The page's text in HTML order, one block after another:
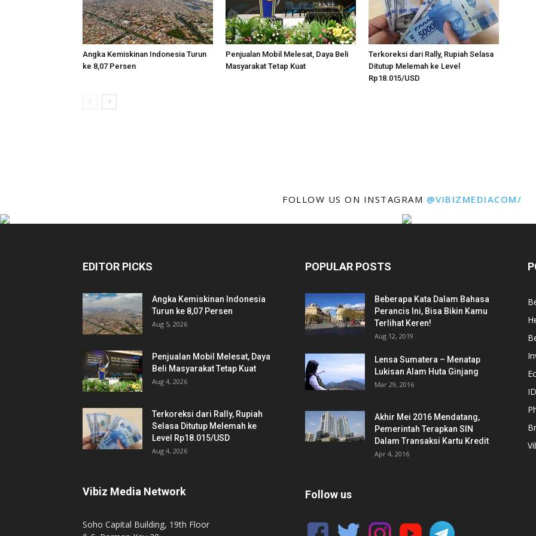
Angka Kemiskinan Indonesia Turun
ke 8,07 Persen
Penjualan Mobil Melesat, Daya Beli
Masyarakat Tetap Kuat
Terkoreksi dari Rally, Rupiah Selasa
Ditutup Melemah ke Level
Rp18.015/USD
FOLLOW US ON INSTAGRAM @VIBIZMEDIACOM/
EDITOR PICKS
Angka Kemiskinan Indonesia
Turun ke 8,07 Persen
Aug 5, 2026
Penjualan Mobil Melesat, Daya
Beli Masyarakat Tetap Kuat
Aug 4, 2026
Terkoreksi dari Rally, Rupiah
Selasa Ditutup Melemah ke
Level Rp18.015/USD
Aug 4, 2026
Vibiz Media Network
Soho Capital Building, 19th Floor
POPULAR POSTS
Beberapa Kata Dalam Bahasa
Perancis Ini, Bisa Bikin Kamu
Terlihat Keren!
Aug 12, 2019
Lensa Sumatera – Menatap
Lukisan Alam Huta Ginjang
Mar 29, 2016
Akhir Mei 2016 Mendatang,
Pemerintah Terapkan SIN
Dalam Transaksi Kartu Kredit
Apr 4, 2016
Follow us